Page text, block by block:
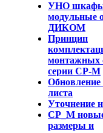
УНО
модульные
ДИКОМ
Принцип
монтажных
серии СР-М
Обновление
листа
Уточнение
СР_М
размеры и